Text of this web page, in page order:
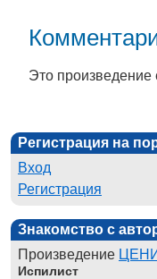
Это
Регистрация на
Вход
Регистрация
Знакомство с
Произведение
Испилист